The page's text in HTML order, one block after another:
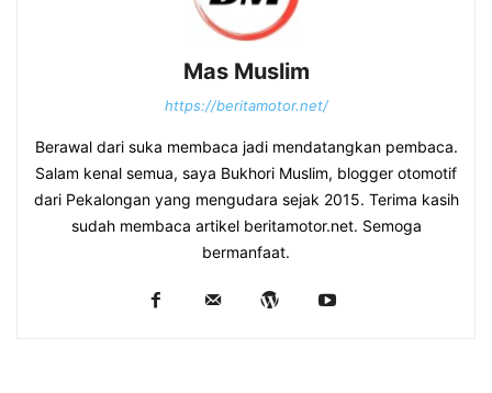
Mas Muslim
https://beritamotor.net/
Berawal dari suka membaca jadi mendatangkan pembaca.
Salam kenal semua, saya Bukhori Muslim, blogger otomotif
dari Pekalongan yang mengudara sejak 2015. Terima kasih
sudah membaca artikel beritamotor.net. Semoga
bermanfaat.